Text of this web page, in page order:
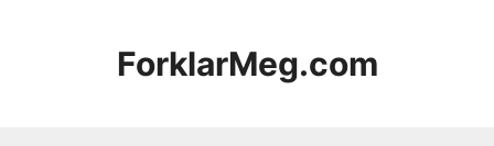
ForklarMeg.com